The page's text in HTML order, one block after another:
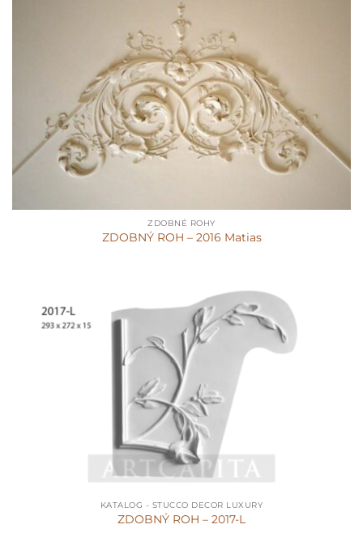
ZDOBNÉ ROHY
ZDOBNÝ ROH – 2016 Matias
KATALOG - STUCCO DECOR LUXURY
ZDOBNÝ ROH – 2017-L